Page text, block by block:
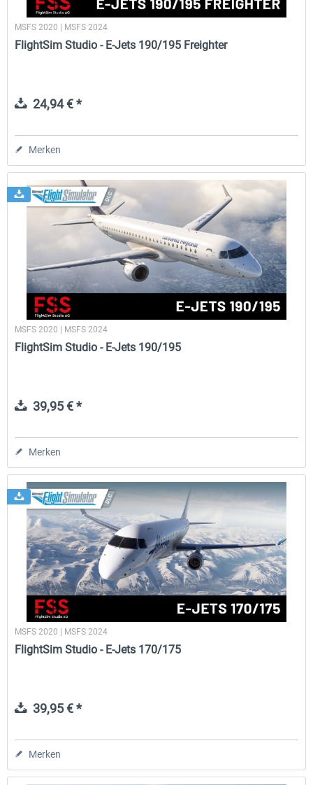
MSFS 2020 | MSFS 2024
FlightSim Studio - E-Jets 190/195 Freighter
24,94 € *
Merken
MSFS 2020 | MSFS 2024
FlightSim Studio - E-Jets 190/195
39,95 € *
Merken
MSFS 2020 | MSFS 2024
FlightSim Studio - E-Jets 170/175
39,95 € *
Merken